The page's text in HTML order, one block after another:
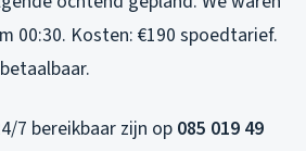
00:30. Kosten: €190 spoedtarief.
7 bereikbaar zijn op 085 019 49